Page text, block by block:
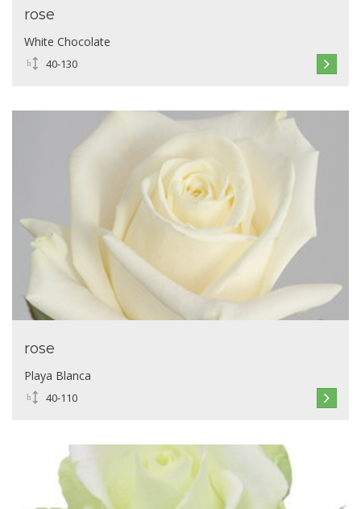
rose
White Chocolate
40-130
rose
Playa Blanca
40-110